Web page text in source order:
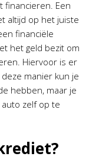
financieren. Een
altijd op het juiste
financiële
het geld bezit om
Hiervoor is er
deze manier kun je
hebben, maar je
zelf op te